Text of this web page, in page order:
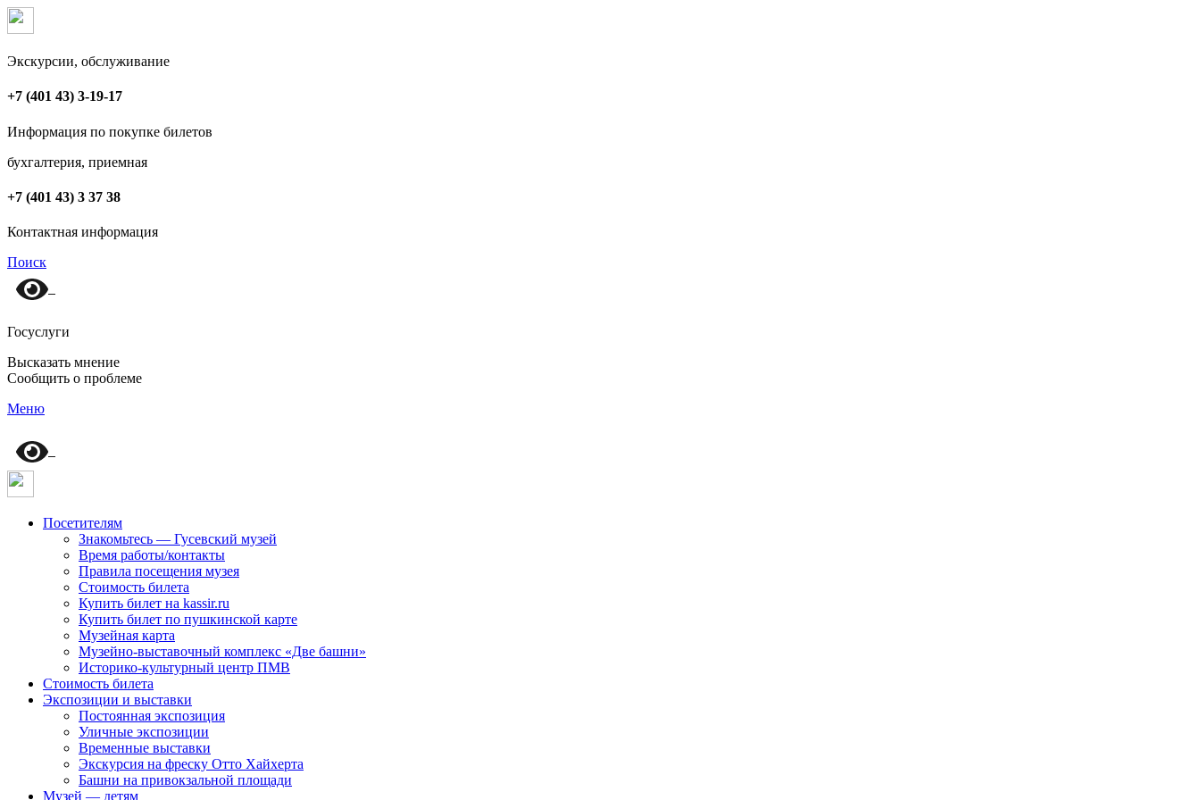
Экскурсии, обслуживание
+7 (401 43) 3-19-17
Информация по покупке билетов
бухгалтерия, приемная
+7 (401 43) 3 37 38
Контактная информация
Поиск
Госуслуги
Высказать мнение
Сообщить о проблеме
Меню
Посетителям
Знакомьтесь — Гусевский музей
Время работы/контакты
Правила посещения музея
Стоимость билета
Купить билет на kassir.ru
Купить билет по пушкинской карте
Музейная карта
Музейно-выставочный комплекс «Две башни»
Историко-культурный центр ПМВ
Стоимость билета
Экспозиции и выставки
Постоянная экспозиция
Уличные экспозиции
Временные выставки
Экскурсия на фреску Отто Хайхерта
Башни на привокзальной площади
Музей — детям